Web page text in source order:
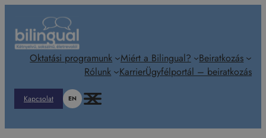
tartalomhoz
Oktatási programunk Miért a Bilingual?
Beiratkozás
Rólunk
KarrierÜgyfélportál – beiratkozás
Kapcsolat EN